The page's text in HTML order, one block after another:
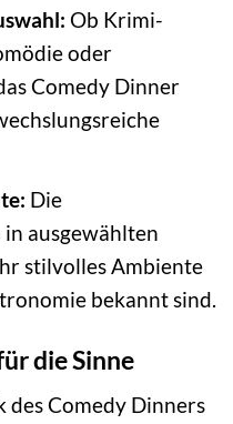
Ob Krimi-
oder
Comedy Dinner
Die
ausgewählten
stilvolles Ambiente
bekannt sind.
die Sinne
des Comedy Dinners